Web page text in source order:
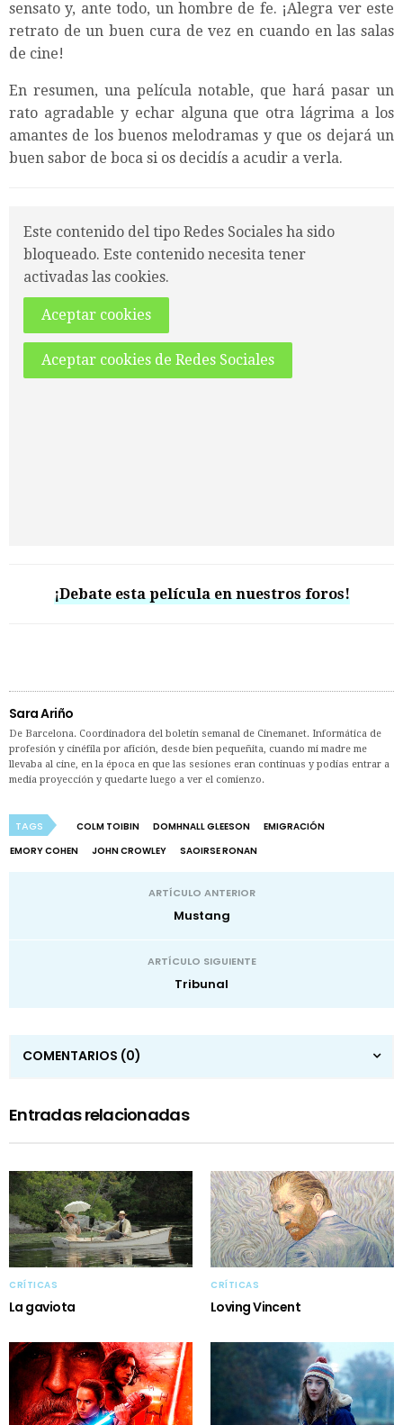
sensato y, ante todo, un hombre de fe. ¡Alegra ver este
retrato de un buen cura de vez en cuando en las salas
de cine!­
En resumen, una película notable, que hará pasar un
rato agradable y echar alguna que otra lágrima a los
amantes de los buenos melodramas y que os dejará un
buen sabor de boca si os decidís a acudir a verla.
Este contenido del tipo Redes Sociales ha sido
bloqueado. Este contenido necesita tener
activadas las cookies.
Aceptar cookies
Aceptar cookies de Redes Sociales
¡Debate esta película en nuestros foros!
Sara Ariño
De Barcelona. Coordinadora del boletín semanal de Cinemanet. Informática de
profesión y cinéfila por afición, desde bien pequeñita, cuando mi madre me
llevaba al cine, en la época en que las sesiones eran continuas y podías entrar a
media proyección y quedarte luego a ver el comienzo.
TAGS COLM TOIBIN DOMHNALL GLEESON
EMIGRACIÓN
EMORY COHEN
JOHN CROWLEY SAOIRSE RONAN
ARTÍCULO ANTERIOR
Mustang
ARTÍCULO SIGUIENTE
Tribunal
COMENTARIOS (0)
Entradas relacionadas
CRÍTICAS
La gaviota
CRÍTICAS
Loving Vincent